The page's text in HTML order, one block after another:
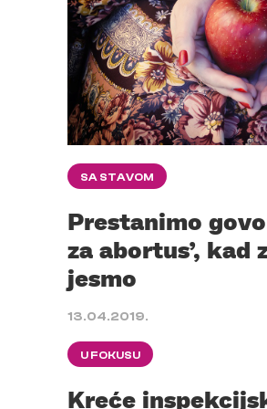
SA STAVOM
Prestanimo
za abortus’, kad
jesmo
13.04.2019.
U FOKUSU
Kreće